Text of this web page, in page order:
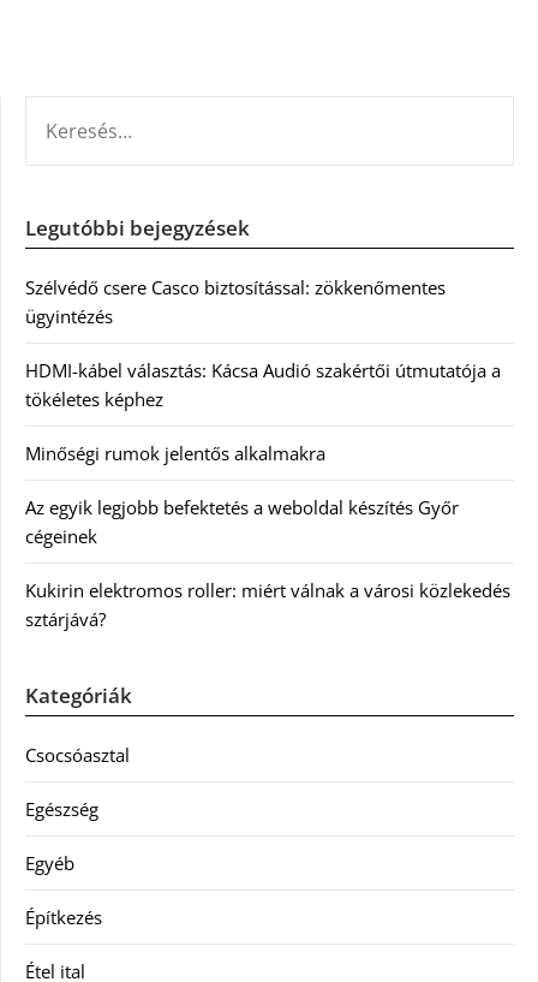
Legutóbbi bejegyzések
Szélvédő csere Casco biztosítással: zökkenőmentes
ügyintézés
HDMI-kábel választás: Kácsa Audió szakértői útmutatója a
tökéletes képhez
Minőségi rumok jelentős alkalmakra
Az egyik legjobb befektetés a weboldal készítés Győr
cégeinek
Kukirin elektromos roller: miért válnak a városi közlekedés
sztárjává?
Kategóriák
Csocsóasztal
Egészség
Egyéb
Építkezés
Étel ital